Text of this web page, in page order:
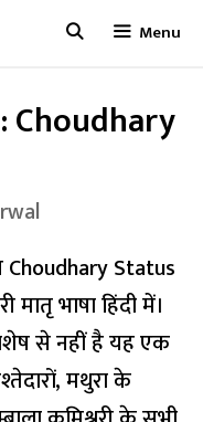
Menu
Choudhary
Status
मातृ भाषा हिंदी में।
से नहीं है यह एक
मथुरा के